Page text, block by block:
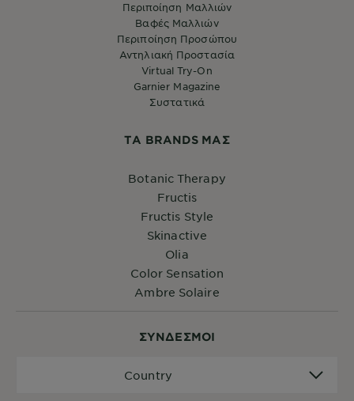
ΣYΝΔΕΣΜΟΙ
Country
Περιποίηση Μαλλιών
Βαφές Μαλλιών
Περιποίηση Προσώπου
Αντηλιακή Προστασία
Virtual Try-On
Garnier Magazine
Συστατικά
ΤA BRANDS ΜΑΣ
Botanic Therapy
Fructis
Fructis Style
Skinactive
Olia
Color Sensation
Ambre Solaire